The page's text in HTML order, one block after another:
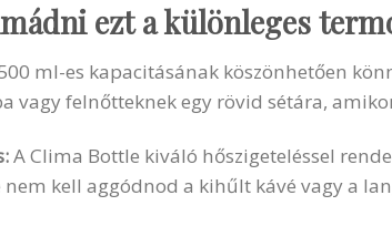
ezt a különleges
ml-es kapacitásának köszönhetően
vagy felnőtteknek egy rövid sétára,
A Clima Bottle kiváló hőszigeteléssel
kell aggódnod a kihűlt kávé vagy a